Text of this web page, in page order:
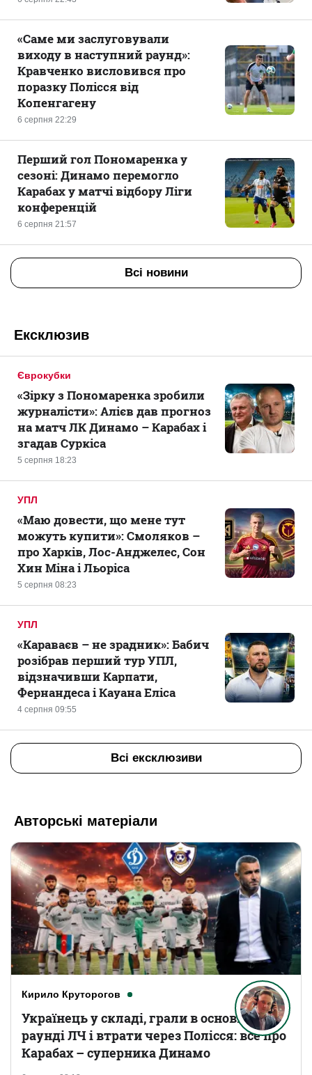
6 серпня 22:29
«Саме ми заслуговували
виходу в наступний раунд»:
Кравченко висловився про
поразку Полісся від
Копенгагену
6 серпня 21:57
Перший гол Пономаренка у
сезоні: Динамо перемогло
Карабах у матчі відбору Ліги
конференцій
Всі новини
Ексклюзив
Єврокубки
5 серпня 18:23
«Зірку з Пономаренка зробили
журналісти»: Алієв дав прогноз
на матч ЛК Динамо – Карабах і
згадав Суркіса
УПЛ
5 серпня 08:23
«Маю довести, що мене тут
можуть купити»: Смоляков –
про Харків, Лос-Анджелес, Сон
Хин Міна і Льоріса
УПЛ
4 серпня 09:55
«Караваєв – не зрадник»: Бабич
розібрав перший тур УПЛ,
відзначивши Карпати,
Фернандеса і Кауана Еліса
Всі ексклюзиви
Авторські матеріали
Кирило Круторогов
Українець у складі, грали в основному
раунді ЛЧ і втрати через Полісся: все про
Карабах – суперника Динамо